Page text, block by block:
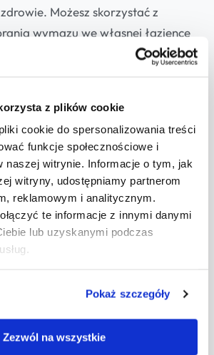
z plików cookie
cookie do spersonalizowania treści
funkcje społecznościowe i
naszej witrynie. Informacje o tym, jak
witryny, udostępniamy partnerom
reklamowym i analitycznym.
te informacje z innymi danymi
lub uzyskanymi podczas
Pokaż szczegóły
Zezwól na wszystkie
Możesz skorzystać z
wymazu we własnej łazience
Zamów zestaw do
i wysłać go kurierem do
medyczne: Treść artykułu ma
informacyjny i nie zastępuje
lekarzem. W przypadku objawów,
lub wątpliwości
11 czerwca 2026